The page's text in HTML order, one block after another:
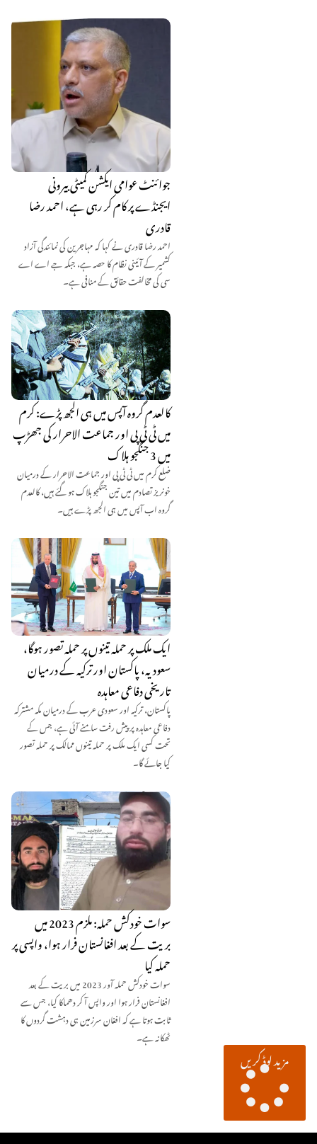
جوائنٹ عوامی ایکشن کمیٹی بیرونی
ایجنڈے پر کام کر رہی ہے، احمد رضا
قادری
احمد رضا قادری نے کہا کہ مہاجرین کی نمائندگی آزاد
کشمیر کے آئینی نظام کا حصہ ہے، جبکہ جے اے اے
سی کی مخالفت حقائق کے منافی ہے۔
کالعدم گروہ آپس میں ہی الجھ پڑے: کرم
میں ٹی ٹی پی اور جماعت الاحرار کی جھڑپ
میں 3 جنگجو ہلاک
ضلع کرم میں ٹی ٹی پی اور جماعت الاحرار کے درمیان
خونریز تصادم میں تین جنگجو ہلاک ہو گئے ہیں، کالعدم
گروہ اب آپس میں ہی الجھ پڑے ہیں۔
ایک ملک پر حملہ تینوں پر حملہ تصور ہوگا،
سعودیہ، پاکستان اور ترکیہ کے درمیان
تاریخی دفاعی معاہدہ
پاکستان، ترکیہ اور سعودی عرب کے درمیان مکہ مشترکہ
دفاعی معاہدہ پر پیش رفت سامنے آئی ہے، جس کے
تحت کسی ایک ملک پر حملہ تینوں ممالک پر حملہ تصور
کیا جائے گا۔
سوات خودکش حملہ: ملزم 2023 میں
بریت کے بعد افغانستان فرار ہوا، واپسی پر
حملہ کیا
سوات خودکش حملہ آور 2023 میں بریت کے بعد
افغانستان فرار ہوا اور واپس آ کر دھماکا کیا، جس سے
ثابت ہوتا ہے کہ افغان سرزمین ہی دہشت گردوں کا
ٹھکانہ ہے۔
مزید لوڈ کریں